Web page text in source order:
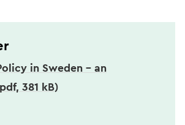
in Sweden – an
381 kB)